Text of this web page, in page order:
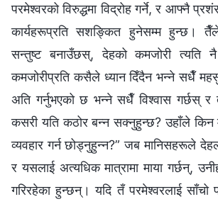
परमेश्‍वरको विरुद्धमा विद्रोह गर्ने, र आफ्नै
कार्यहरूप्रति सशङ्कित हुनेसम्‍म हुन्छ।
सन्तुष्ट बनाउँछस्, देहको कमजोरी त्यति
कमजोरीप्रति कसैले ध्यान दिँदैन भन्‍ने सधैँ
अति गर्नुभएको छ भन्‍ने सधैँ विश्‍वास गर्छस्
कसरी यति कठोर बन्न सक्नुहुन्छ? उहाँले किन
व्यवहार गर्न छोड्नुहुन्न?” जब मानिसहरूले
र यसलाई अत्यधिक मात्रामा माया गर्छन्,
गरिरहेका हुन्छन्। यदि तँ परमेश्‍वरलाई साँचो